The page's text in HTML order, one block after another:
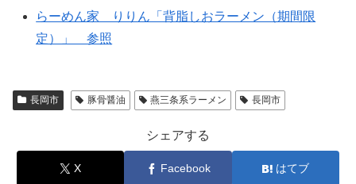
らーめん家 りりん「背脂しおラーメン（期間限
定）」 参照
長岡市 豚骨醤油 燕三条系ラーメン 長岡市
シェアする
X Facebook はてブ